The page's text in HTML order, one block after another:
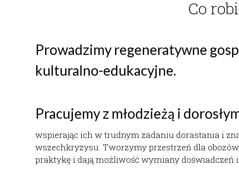
Prowadzimy regeneratywne
Pracujemy z młodzieżą i dorosłymi
wszechkryzysu. Tworzymy przestrzeń dla
praktykę i dają możliwość wymiany doświadczeń i
Mieszkamy razem